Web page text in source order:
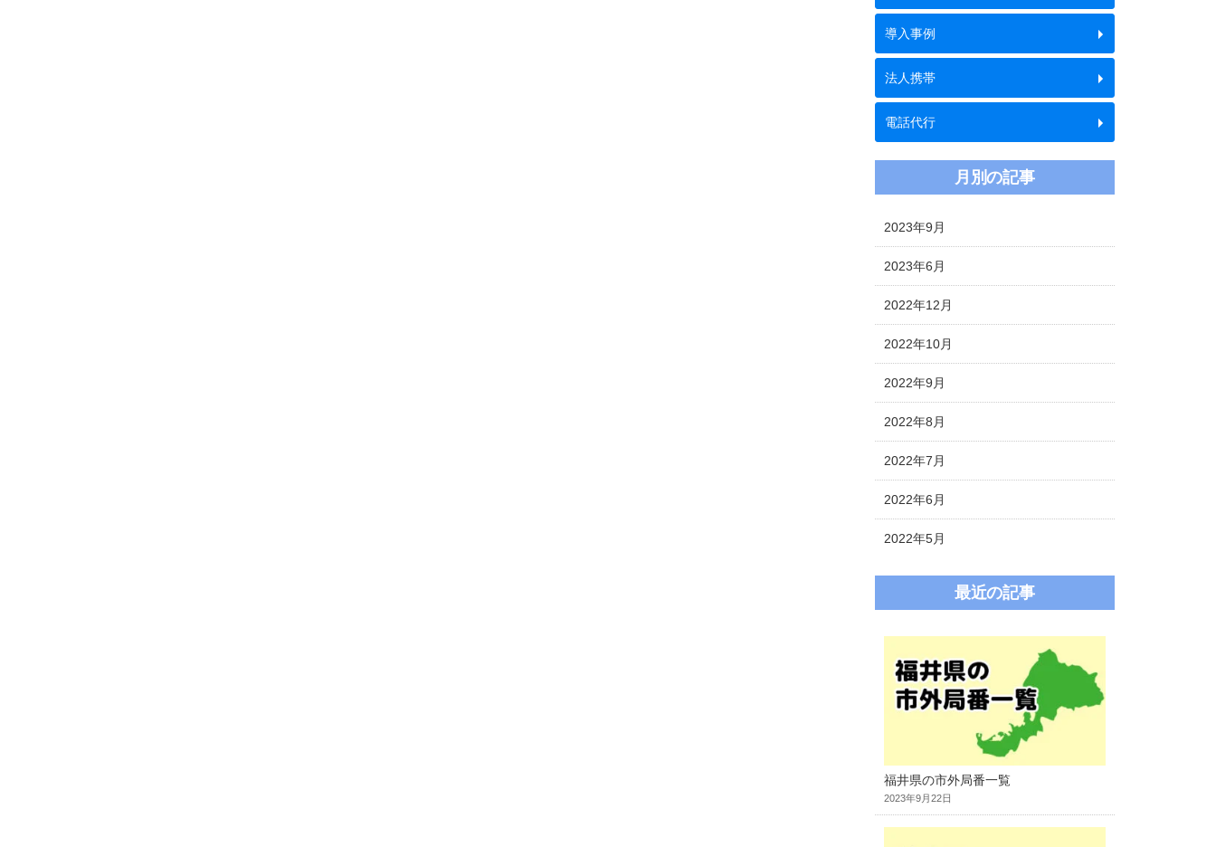
導入事例
法人携帯
電話代行
月別の記事
2023年9月
2023年6月
2022年12月
2022年10月
2022年9月
2022年8月
2022年7月
2022年6月
2022年5月
最近の記事
福井県の市外局番一覧
2023年9月22日